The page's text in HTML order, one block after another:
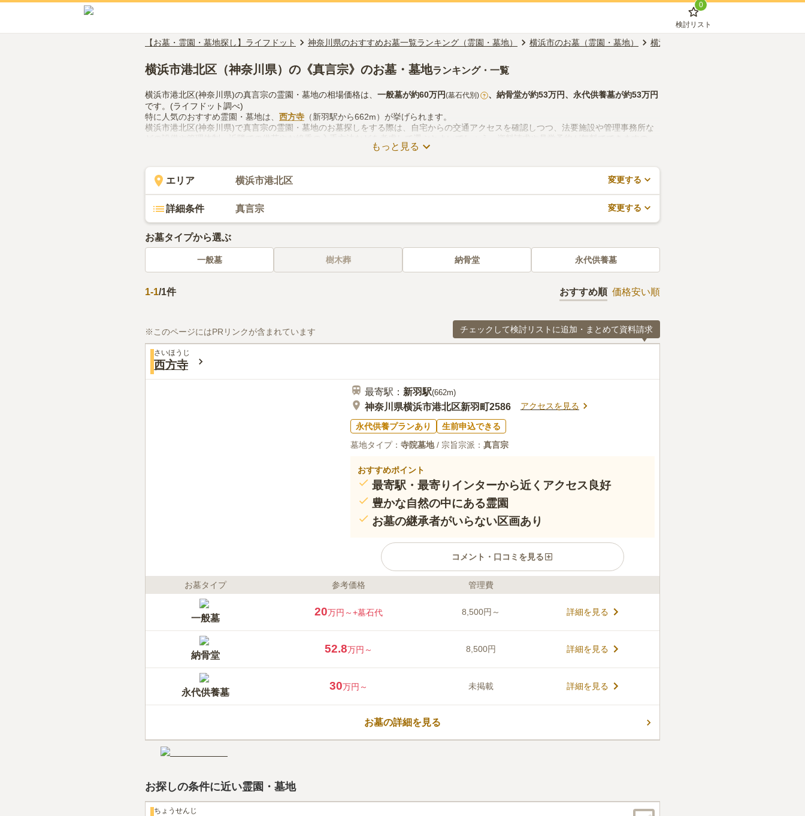
0
検討リスト
【お墓・霊園・墓地探し】ライフドット 神奈川県のおすすめお墓一覧ランキング（霊園・墓地） 横浜市のお墓（霊園・墓地） 横浜市港北区のお墓（霊園・墓地）
横浜市港北区（神奈川県）の《真言宗》のお墓・墓地ランキング・一覧
横浜市港北区(神奈川県)の真言宗の霊園・墓地の相場価格は、 一般墓が約60万円(墓石代別) ? 、 納骨堂が約53万円、 永代供養墓が約53万円
です。(ライフドット調べ)
特に人気のおすすめ霊園・墓地は、 西方寺 （新羽駅から662m）が挙げられます。
横浜市港北区(神奈川県)で真言宗の霊園・墓地のお墓探しをする際は、自宅からの交通アクセスを確認しつつ、法要施設や管理事務所な
どの設備や管理体制、近隣での供花やお線香の入手方法などを考慮して選ぶとよいでしょう。資料請求や見学予約が無料でできますの
もっと見る
エリア 横浜市港北区 変更する
詳細条件 真言宗 変更する
お墓タイプから選ぶ
一般墓 樹木葬 納骨堂 永代供養墓
1-1/1件 おすすめ順 価格安い順
※このページにはPRリンクが含まれています チェックして検討リストに追加・まとめて資料請求
さいほうじ
西方寺
最寄駅： 新羽駅(662m)
神奈川県横浜市港北区新羽町2586 アクセスを見る
永代供養プランあり
生前申込できる
墓地タイプ： 寺院墓地/ 宗旨宗派： 真言宗
おすすめポイント
最寄駅・最寄りインターから近くアクセス良好
豊かな自然の中にある霊園
お墓の継承者がいらない区画あり
コメント・口コミを見る
ライフドット編集部のコメント
多くの桜の木が植えられています。春には満開の桜を楽しみながら
お参りすることができる環境です。墓域は平坦で歩きやすくなって
は法要施設があり、法要とお墓参りを一か所で済ませたい方には便
利です。
口コミ評価
この霊園はまだ誰からも評価されていません。
お墓タイプ 参考価格 管理費
一般墓
20万円～+墓石代 8,500円～ 詳細を見る
納骨堂
52.8万円～ 8,500円 詳細を見る
永代供養墓
30万円～ 未掲載 詳細を見る
お墓の詳細を見る
お探しの条件に近い霊園・墓地
ちょうせんじ